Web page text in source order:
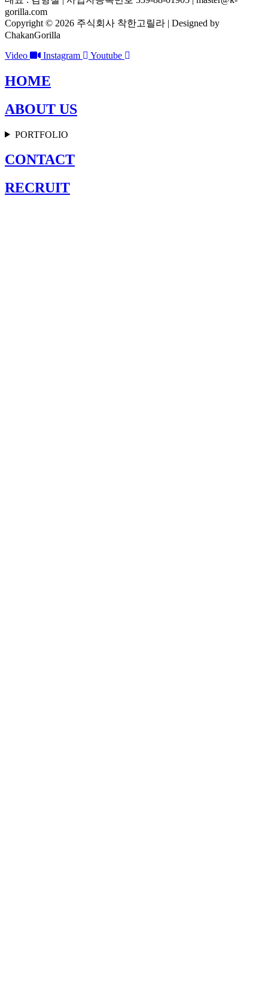
gorilla.com
Copyright © 2026 주식회사 착한고릴라 | Designed by
ChakanGorilla
Video
Instagram Youtube
HOME
ABOUT US
PORTFOLIO
CONTACT
RECRUIT